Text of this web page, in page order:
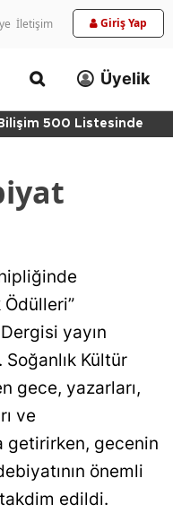
İletişim Giriş Yap
Üyelik
500 Listesinde
Ödülleri”
yayın
Soğanlık Kültür
gece, yazarları,
ve
getirirken, gecenin
önemli
edildi.